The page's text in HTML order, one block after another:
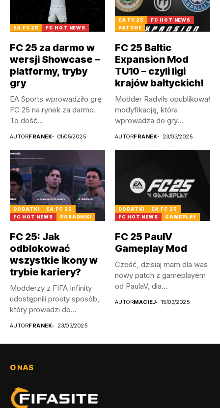
EA FC 25 FC HOT NEWS
FC 25 za darmo w
wersji Showcase –
platformy, tryby
gry
EA Sports wprowadziło grę
FC 25 na rynek za darmo.
To dość...
AUTORFRANEK 01/05/2025
EA FC 25
FC HOT NEWS
PATCHE
FC 25 Baltic
Expansion Mod
TU10 – czyli ligi
krajów bałtyckich!
Modder Radvils opublikował
modyfikację, która
wprowadza do gry
AUTORFRANEK 23/03/2025
DODATKI
EA FC 25
FC HOT NEWS
PORADNIKI
FC 25: Jak
odblokować
wszystkie ikony w
trybie kariery?
Modderzy z FIFA Infinity
udostępnili prosty sposób,
który prowadzi do
AUTORFRANEK 23/03/2025
DODATKI
EA FC 25
FC HOT NEWS
GAMEPLAY
FC 25 PaulV
Gameplay Mod
Cześć, dzisiaj mam dla was
nowy patch z gameplayem
od PaulaV, dla...
AUTORMACIEJ 15/03/2025
O NAS